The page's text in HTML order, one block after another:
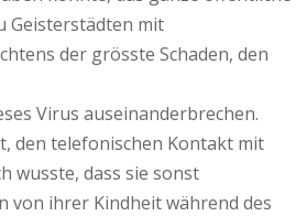
Geisterstädten mit
der grösste Schaden, den
Virus auseinanderbrechen.
den telefonischen Kontakt mit
wusste, dass sie sonst
von ihrer Kindheit während des